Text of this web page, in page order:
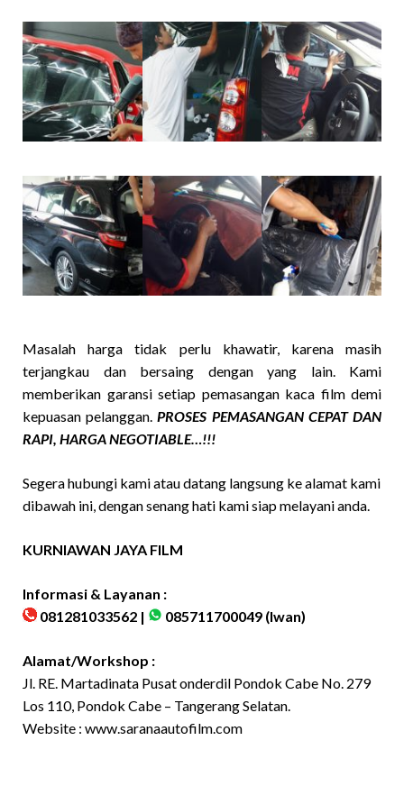
Masalah harga tidak perlu khawatir, karena masih
terjangkau dan bersaing dengan yang lain. Kami
memberikan garansi setiap pemasangan kaca film demi
kepuasan pelanggan. PROSES PEMASANGAN CEPAT DAN
RAPI, HARGA NEGOTIABLE…!!!
Segera hubungi kami atau datang langsung ke alamat kami
dibawah ini, dengan senang hati kami siap melayani anda.
KURNIAWAN JAYA FILM
Informasi & Layanan :
081281033562 |
085711700049 (Iwan)
Alamat/Workshop :
Jl. RE. Martadinata Pusat onderdil Pondok Cabe No. 279
Los 110, Pondok Cabe – Tangerang Selatan.
Website : www.saranaautofilm.com